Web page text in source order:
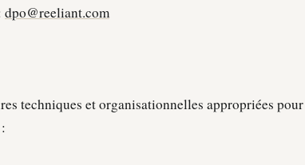
dpo@reeliant.com
techniques et organisationnelles appropriées pour